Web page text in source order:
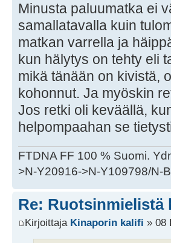
Minusta paluumatka ei
samallatavalla kuin
matkan varrella ja
kun hälytys on tehty eli
mikä tänään on kivistä,
kohonnut. Ja myöskin
Jos retki oli keväällä,
helpompaahan se
FTDNA FF 100 % Suomi.
>N-Y20916->N-Y109798/N-
Re: Ruotsinmielistä
Kirjoittaja Kinaporin kalifi » 08